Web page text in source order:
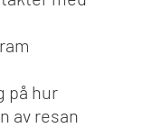
på hur
av resan